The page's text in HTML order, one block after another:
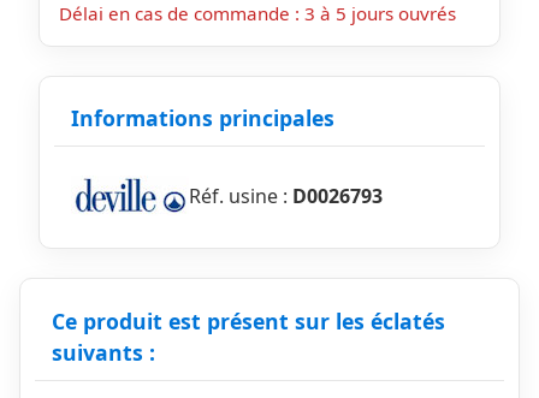
Délai en cas de commande : 3 à 5 jours ouvrés
Informations principales
Réf. usine : D0026793
Ce produit est présent sur les éclatés
suivants :